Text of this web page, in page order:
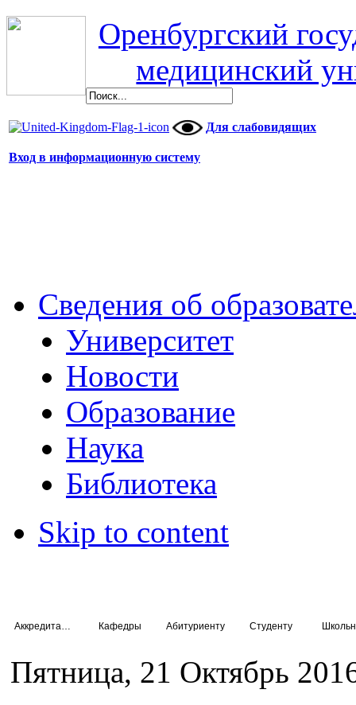
Оренбургский
медицинский
Для слабовидящих
Вход в информационную систему
Сведения об
Университет
Новости
Образование
Наука
Библиотека
Skip to content
Кафедры Абитуриенту Студенту
Пятница, 21 Октябрь